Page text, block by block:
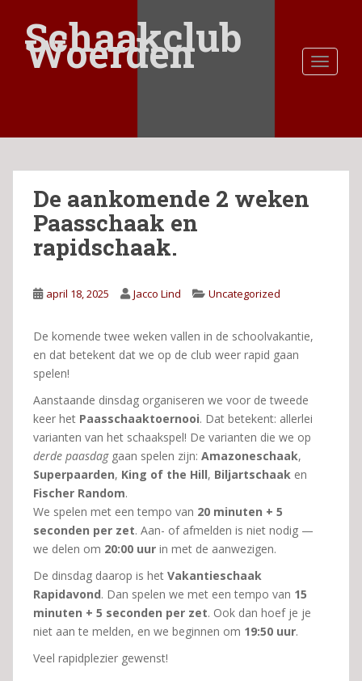
a
Schaakclub
Woerden
De aankomende 2 weken
Paasschaak en
rapidschaak.
april 18, 2025 Jacco Lind Uncategorized
De komende twee weken vallen in de schoolvakantie,
en dat betekent dat we op de club weer rapid gaan
spelen!
Aanstaande dinsdag organiseren we voor de tweede
keer het Paasschaaktoernooi. Dat betekent: allerlei
varianten van het schaakspel! De varianten die we op
derde paasdaggaan spelen zijn: Amazoneschaak,
Superpaarden, King of the Hill, Biljartschaak en
Fischer Random.
We spelen met een tempo van 20 minuten + 5
seconden per zet. Aan- of afmelden is niet nodig —
we delen om 20:00 uur in met de aanwezigen.
De dinsdag daarop is het Vakantieschaak
Rapidavond. Dan spelen we met een tempo van 15
minuten + 5 seconden per zet. Ook dan hoef je je
niet aan te melden, en we beginnen om 19:50 uur.
Veel rapidplezier gewenst!